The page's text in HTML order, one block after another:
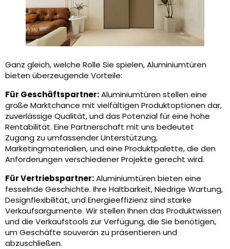
Ganz gleich, welche Rolle Sie spielen, Aluminiumtüren
bieten überzeugende Vorteile:
Für Geschäftspartner:Aluminiumtüren stellen eine
große Marktchance mit vielfältigen Produktoptionen dar,
zuverlässige Qualität, und das Potenzial für eine hohe
Rentabilität. Eine Partnerschaft mit uns bedeutet
Zugang zu umfassender Unterstützung,
Marketingmaterialien, und eine Produktpalette, die den
Anforderungen verschiedener Projekte gerecht wird.
Für Vertriebspartner:Aluminiumtüren bieten eine
fesselnde Geschichte. Ihre Haltbarkeit, Niedrige Wartung,
Designflexibilität, und Energieeffizienz sind starke
Verkaufsargumente. Wir stellen Ihnen das Produktwissen
und die Verkaufstools zur Verfügung, die Sie benötigen,
um Geschäfte souverän zu präsentieren und
abzuschließen.